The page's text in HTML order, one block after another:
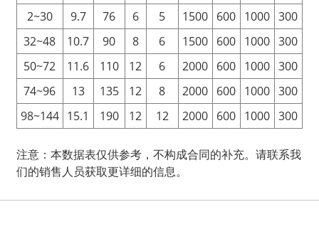
2~30
9.7 76 6 5 1500 600 1000 300
32~48
10.7 90 8 6 1500 600 1000 300
50~72
11.6 110 12 6 2000 600 1000 300
74~96
13 135 12 8 2000 600 1000 300
98~144 15.1 190 12 12 2000 600 1000 300
注意：本数据表仅供参考，不构成合同的补充。请联系我
们的销售人员获取更详细的信息。